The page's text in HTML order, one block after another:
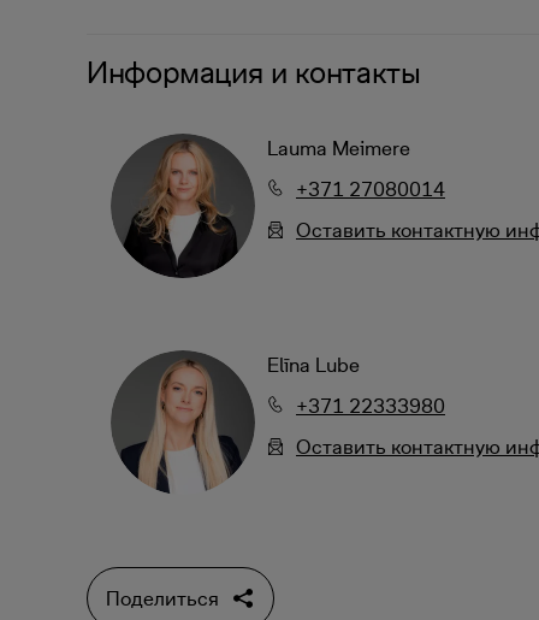
Информация и контакты
Lauma Meimere
+371 27080014
Oставить контактную
Elīna Lube
+371 22333980
Oставить контактную
Поделиться